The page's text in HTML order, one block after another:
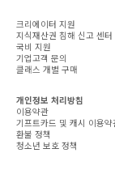
크리에이터 지원
지식재산권 침해 신고 센터
국비 지원
기업고객 문의
클래스 개별 구매
개인정보 처리방침
이용약관
기프트카드 및 캐시 이용약
환불 정책
청소년 보호 정책